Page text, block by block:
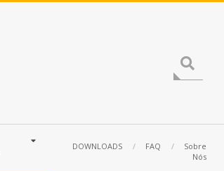
DOWNLOADS FAQ
Sobre
Nós